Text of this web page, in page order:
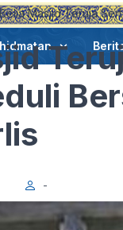
Belia Masjid Teruja
-